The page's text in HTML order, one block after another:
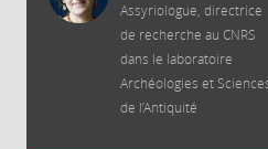
Assyriologue, directrice
de recherche au CNRS
dans le laboratoire
Archéologies et
de l’Antiquité